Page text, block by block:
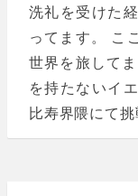
洗礼を受けた
ってます。 こ
世界を旅して
を持たないイ
比寿界隈にて挑